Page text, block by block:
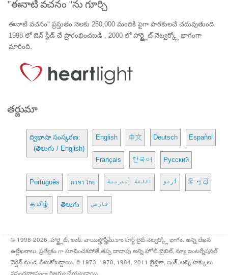
"ఈనాటి వచనం "ను గూర్చి
ఈనాటి వచనం" ప్రస్తుతం నెలకు 250,000 మందికి పైగా పాఠకులచే చదువుతుంది.
1998 లో బెన్ స్టీడ్ చే ప్రారంభించబడి , 2000 లో హార్ట్లైట్ నెట్వర్క్లో భాగంగా
మారింది.
తర్జుమా
ద్విభాషా సంస్కరణ:
(తెలుగు / English)
English 中文 Deutsch Español
Français 한국어 Русский
Português ภาษาไทย اللغة العربية اُردو हिन्दी
தமிழ் తెలుగు فارسی
© 1998-2026, హార్ట్లైట్, ఇంక్. వాయిస్హోఫ్హీమ్.కాం హార్ట్ లైట్ నెట్వర్క్లో భాగం. అన్ని లేఖన
ఉల్లేఖనాలు, ప్రత్యేకం గా సూచించకపోతే తప్ప దాదాపు అన్ని హోలీ బైబిల్, న్యూ ఇంటర్నేషనల్
వెర్షన్ నుండి తీసుకోబడ్డాయి. © 1973, 1978, 1984, 2011 బైబ్లికా, ఇంక్. అన్ని హక్కులు
ప్రపంచవ్యాప్తంగా రిజర్వు చేయబడ్డాయి.